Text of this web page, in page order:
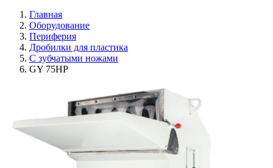
Главная
Оборудование
Периферия
Дробилки для пластика
С зубчатыми ножами
GY 75HP